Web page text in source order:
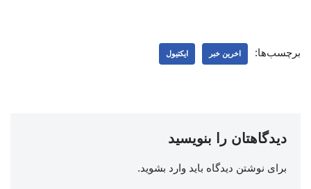
برچسب‌ها: اخرین خبر ایکتیول
دیدگاهتان را بنویسید
برای نوشتن دیدگاه باید وارد بشوید.